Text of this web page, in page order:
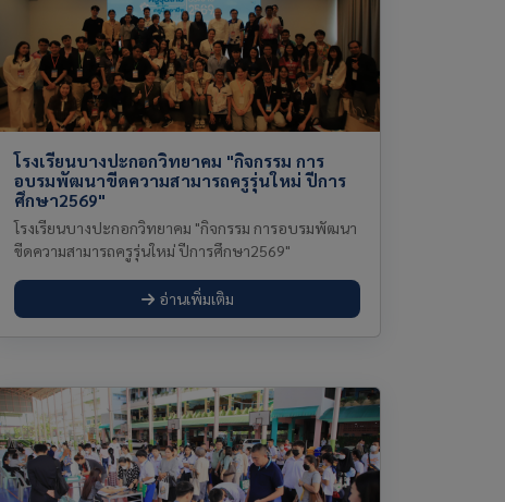
โรงเรียนบางปะกอกวิทยาคม "กิจกรรม การ
อบรมพัฒนาขีดความสามารถครูรุ่นใหม่ ปีการ
ศึกษา2569"
โรงเรียนบางปะกอกวิทยาคม "กิจกรรม การอบรมพัฒนา
ขีดความสามารถครูรุ่นใหม่ ปีการศึกษา2569"
อ่านเพิ่มเติม